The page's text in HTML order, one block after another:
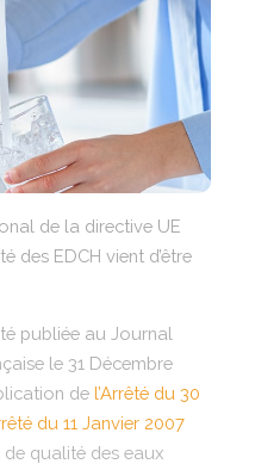
de la directive UE
des EDCH vient d’être
publiée au Journal
le 31 Décembre
de l’Arrêté du 30
du 11 Janvier 2007
de qualité des eaux